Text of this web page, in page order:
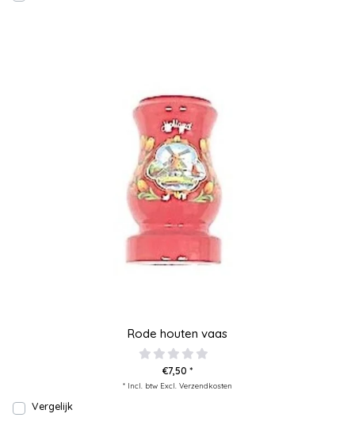
Rode houten vaas
€7,50 *
* Incl. btw Excl. Verzendkosten
Vergelijk